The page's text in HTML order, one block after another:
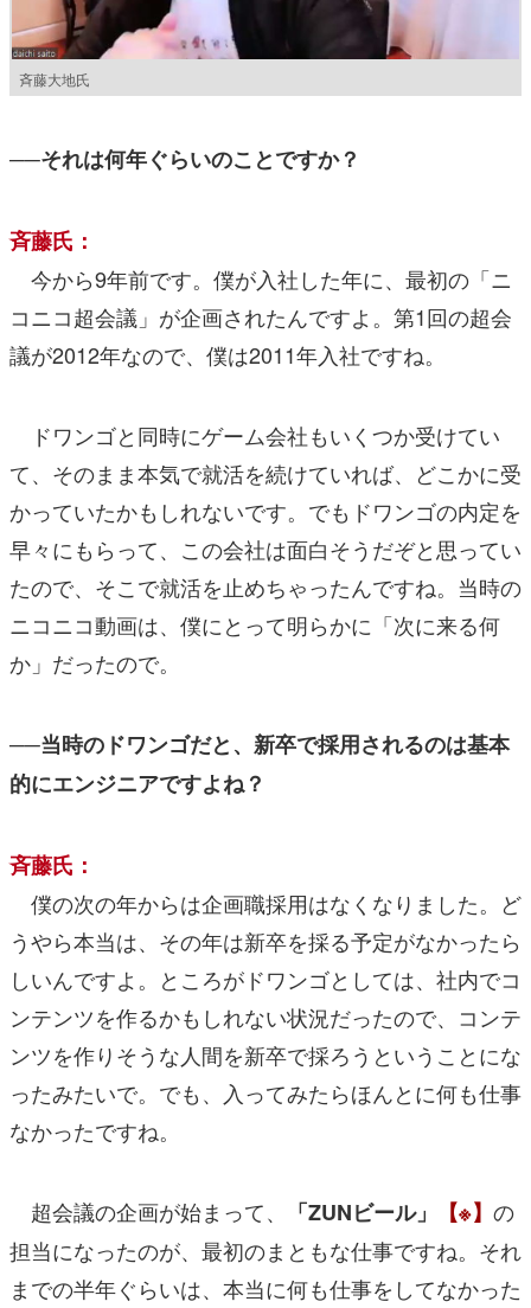
斉藤大地氏
──それは何年ぐらいのことですか？
斉藤氏：
今から9年前です。僕が入社した年に、最初の「ニ
コニコ超会議」が企画されたんですよ。第1回の超会
議が2012年なので、僕は2011年入社ですね。
ドワンゴと同時にゲーム会社もいくつか受けてい
て、そのまま本気で就活を続けていれば、どこかに受
かっていたかもしれないです。でもドワンゴの内定を
早々にもらって、この会社は面白そうだぞと思ってい
たので、そこで就活を止めちゃったんですね。当時の
ニコニコ動画は、僕にとって明らかに「次に来る何
か」だったので。
──当時のドワンゴだと、新卒で採用されるのは基本
的にエンジニアですよね？
斉藤氏：
僕の次の年からは企画職採用はなくなりました。ど
うやら本当は、その年は新卒を採る予定がなかったら
しいんですよ。ところがドワンゴとしては、社内でコ
ンテンツを作るかもしれない状況だったので、コンテ
ンツを作りそうな人間を新卒で採ろうということにな
ったみたいで。でも、入ってみたらほんとに何も仕事
なかったですね。
超会議の企画が始まって、 「ZUNビール」 【※】 の
担当になったのが、最初のまともな仕事ですね。それ
までの半年ぐらいは、本当に何も仕事をしてなかった